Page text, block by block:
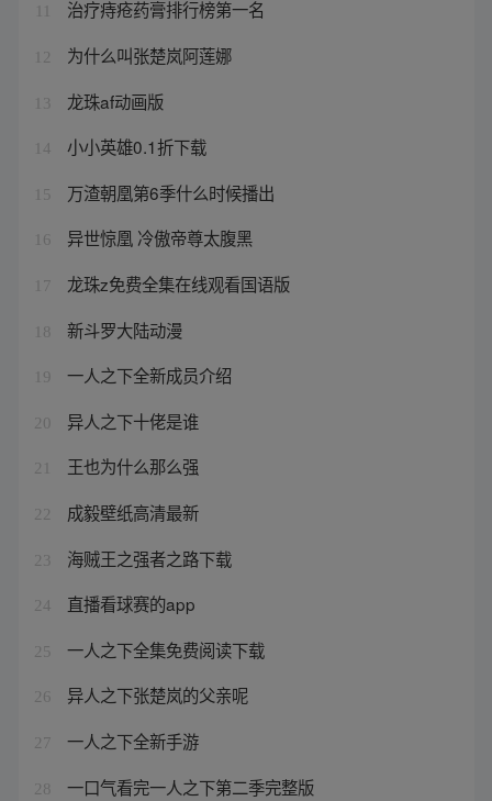
治疗痔疮药膏排行榜第一名
12 为什么叫张楚岚阿莲娜
13 龙珠af动画版
14 小小英雄0.1折下载
15 万渣朝凰第6季什么时候播出
16 异世惊凰 冷傲帝尊太腹黑
17 龙珠z免费全集在线观看国语版
18 新斗罗大陆动漫
19 一人之下全新成员介绍
20 异人之下十佬是谁
21 王也为什么那么强
22 成毅壁纸高清最新
23 海贼王之强者之路下载
24 直播看球赛的app
25 一人之下全集免费阅读下载
26 异人之下张楚岚的父亲呢
27 一人之下全新手游
28 一口气看完一人之下第二季完整版